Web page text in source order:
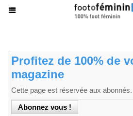
Profitez de 100% de
magazine
Cette page est réservée aux abonnés.